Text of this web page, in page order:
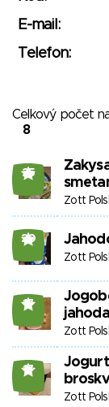
E-mail:
Telefon:
Celkový počet
8
25
Zott
20
Zott
17
jahoda
Zott
17
Jogurt
Zott